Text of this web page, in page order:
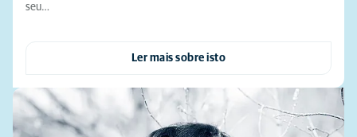
seu…
Ler mais sobre isto